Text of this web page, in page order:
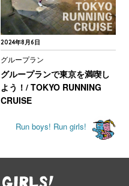
2024年8月6日
グループラン
グループランで東京を満喫し
よう！/ TOKYO RUNNING
CRUISE
Run boys! Run girls!